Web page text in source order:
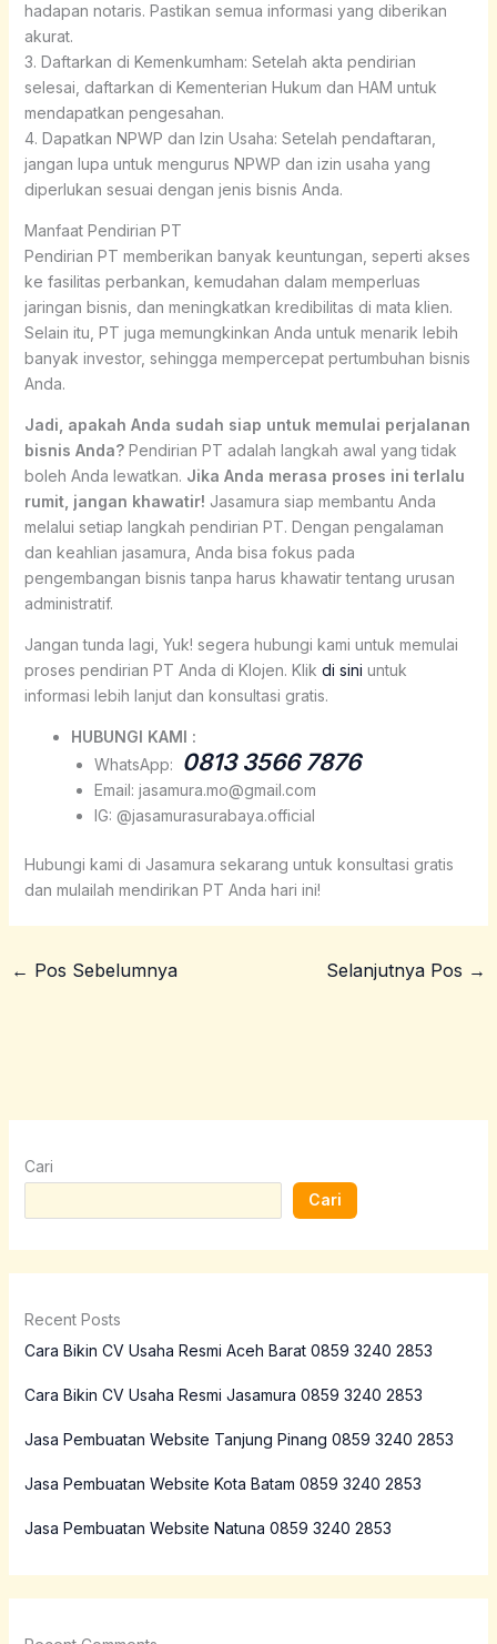
hadapan notaris. Pastikan semua informasi yang diberikan
akurat.
3. Daftarkan di Kemenkumham: Setelah akta pendirian
selesai, daftarkan di Kementerian Hukum dan HAM untuk
mendapatkan pengesahan.
4. Dapatkan NPWP dan Izin Usaha: Setelah pendaftaran,
jangan lupa untuk mengurus NPWP dan izin usaha yang
diperlukan sesuai dengan jenis bisnis Anda.
Manfaat Pendirian PT
Pendirian PT memberikan banyak keuntungan, seperti akses
ke fasilitas perbankan, kemudahan dalam memperluas
jaringan bisnis, dan meningkatkan kredibilitas di mata klien.
Selain itu, PT juga memungkinkan Anda untuk menarik lebih
banyak investor, sehingga mempercepat pertumbuhan bisnis
Anda.
Jadi, apakah Anda sudah siap untuk memulai perjalanan
bisnis Anda?Pendirian PT adalah langkah awal yang tidak
boleh Anda lewatkan. Jika Anda merasa proses ini terlalu
rumit, jangan khawatir! Jasamura siap membantu Anda
melalui setiap langkah pendirian PT. Dengan pengalaman
dan keahlian jasamura, Anda bisa fokus pada
pengembangan bisnis tanpa harus khawatir tentang urusan
administratif.
Jangan tunda lagi, Yuk! segera hubungi kami untuk memulai
proses pendirian PT Anda di Klojen. Klik di sini untuk
informasi lebih lanjut dan konsultasi gratis.
HUBUNGI KAMI :
WhatsApp:
0813 3566 7876
Email: jasamura.mo@gmail.com
IG: @jasamurasurabaya.official
Hubungi kami di Jasamura sekarang untuk konsultasi gratis
dan mulailah mendirikan PT Anda hari ini!
← Pos Sebelumnya Selanjutnya Pos →
Cari
Cari
Recent Posts
Cara Bikin CV Usaha Resmi Aceh Barat 0859 3240 2853
Cara Bikin CV Usaha Resmi Jasamura 0859 3240 2853
Jasa Pembuatan Website Tanjung Pinang 0859 3240 2853
Jasa Pembuatan Website Kota Batam 0859 3240 2853
Jasa Pembuatan Website Natuna 0859 3240 2853